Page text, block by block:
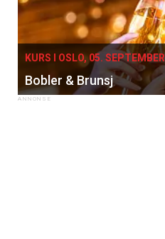
KURS I OSLO, 05. SEPTEMBER
Bobler & Brunsj